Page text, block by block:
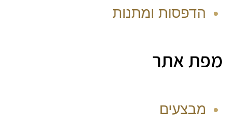
הדפסות ומתנות
מפת אתר
מבצעים